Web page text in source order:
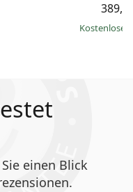
Kostenloser
einen Blick